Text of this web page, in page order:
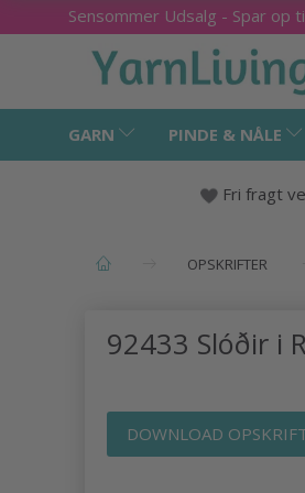
Sensommer Udsalg - Spar op
GARN PINDE & NÅLE
Fri fragt
OPSKRIFTER
92433 Slóðir i
DOWNLOAD